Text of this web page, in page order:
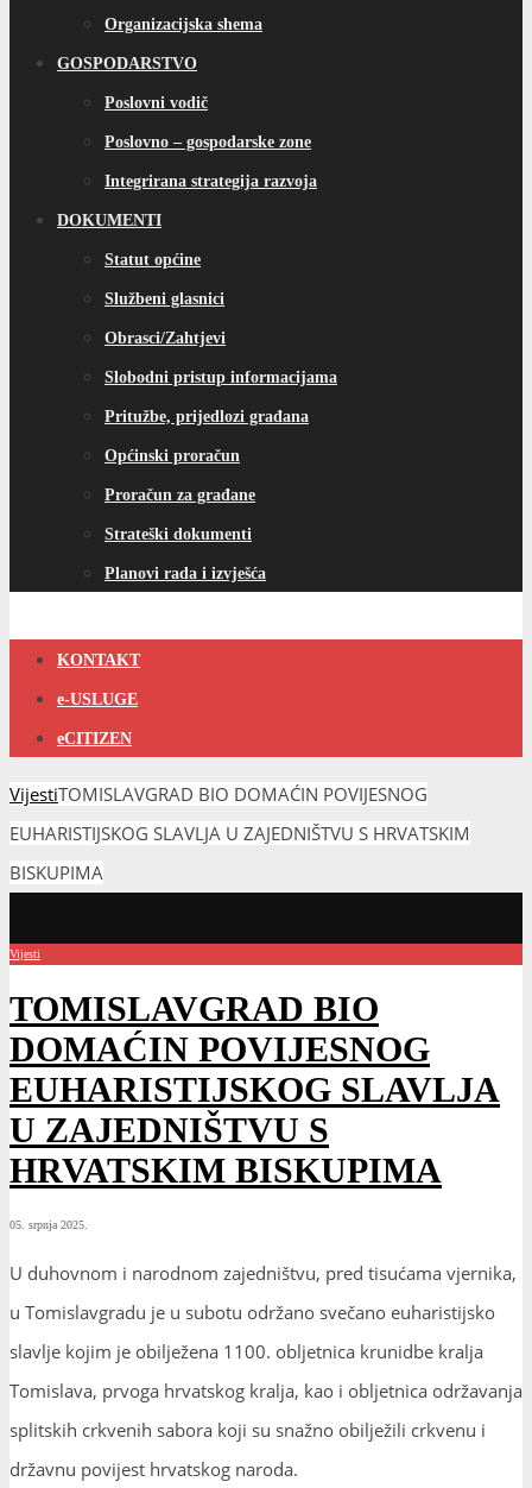
Organizacijska shema
GOSPODARSTVO
Poslovni vodič
Poslovno – gospodarske zone
Integrirana strategija razvoja
DOKUMENTI
Statut općine
Službeni glasnici
Obrasci/Zahtjevi
Slobodni pristup informacijama
Pritužbe, prijedlozi građana
Općinski proračun
Proračun za građane
Strateški dokumenti
Planovi rada i izvješća
KONTAKT
e-USLUGE
eCITIZEN
VijestiTOMISLAVGRAD BIO DOMAĆIN POVIJESNOG
EUHARISTIJSKOG SLAVLJA U ZAJEDNIŠTVU S HRVATSKIM
BISKUPIMA
Vijesti
TOMISLAVGRAD BIO
DOMAĆIN POVIJESNOG
EUHARISTIJSKOG SLAVLJA
U ZAJEDNIŠTVU S
HRVATSKIM BISKUPIMA
05. srpnja 2025.
U duhovnom i narodnom zajedništvu, pred tisućama vjernika,
u Tomislavgradu je u subotu održano svečano euharistijsko
slavlje kojim je obilježena 1100. obljetnica krunidbe kralja
Tomislava, prvoga hrvatskog kralja, kao i obljetnica održavanja
splitskih crkvenih sabora koji su snažno obilježili crkvenu i
državnu povijest hrvatskog naroda.